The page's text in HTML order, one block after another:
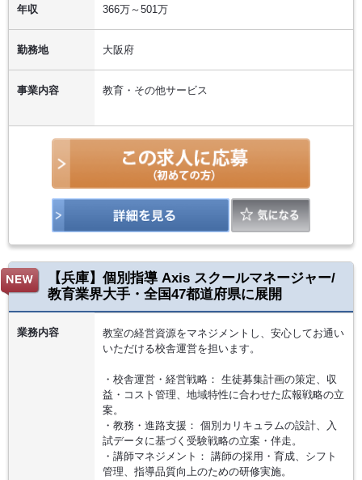
年収 366万～501万
勤務地 大阪府
事業内容 教育・その他サービス
【兵庫】個別指導 Axis スクールマネージャー/
教育業界大手・全国47都道府県に展開
業務内容
教室の経営資源をマネジメントし、安心してお通い
いただける校舎運営を担います。
・校舎運営・経営戦略： 生徒募集計画の策定、収
益・コスト管理、地域特性に合わせた広報戦略の立
案。
・教務・進路支援： 個別カリキュラムの設計、入
試データに基づく受験戦略の立案・伴走。
・講師マネジメント： 講師の採用・育成、シフト
管理、指導品質向上のための研修実施。